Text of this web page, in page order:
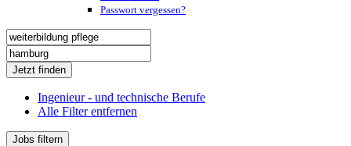
Passwort vergessen?
Jetzt finden
Ingenieur - und technische Berufe
Alle Filter entfernen
Jobs filtern